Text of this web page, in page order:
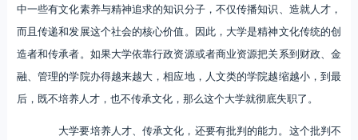
中一些有文化素养与精神追求的知识分子，不仅传播知识、造就人才，
而且传递和发展这个社会的核心价值。因此，大学是精神文化传统的创
造者和传承者。如果大学依靠行政资源或者商业资源把关系到财政、金
融、管理的学院办得越来越大，相应地，人文类的学院越缩越小，到最
后，既不培养人才，也不传承文化，那么这个大学就彻底失职了。
大学要培养人才、传承文化，还要有批判的能力。这个批判不